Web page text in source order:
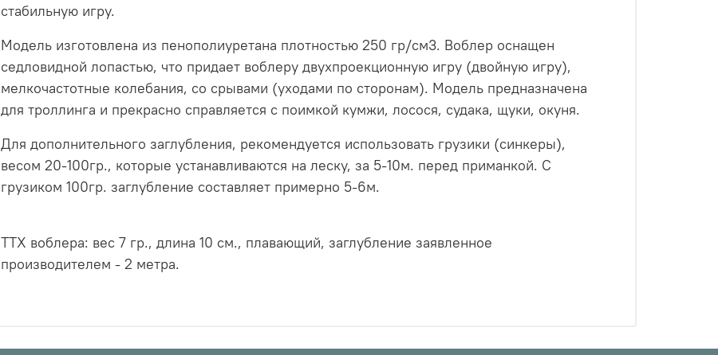
стабильную игру.
Модель изготовлена из пенополиуретана плотностью 250 гр/см3. Воблер оснащен
седловидной лопастью, что придает воблеру двухпроекционную игру (двойную игру),
мелкочастотные колебания, со срывами (уходами по сторонам). Модель предназначена
для троллинга и прекрасно справляется с поимкой кумжи, лосося, судака, щуки, окуня.
Для дополнительного заглубления, рекомендуется использовать грузики (синкеры),
весом 20-100гр., которые устанавливаются на леску, за 5-10м. перед приманкой. С
грузиком 100гр. заглубление составляет примерно 5-6м.
ТТХ воблера: вес 7 гр., длина 10 см., плавающий, заглубление заявленное
производителем - 2 метра.